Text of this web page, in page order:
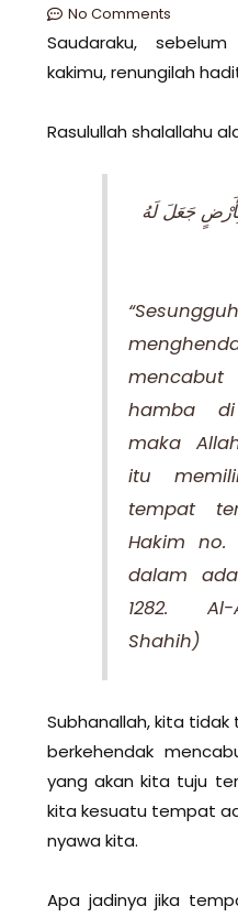
No Comments
Saudaraku,
kakimu, renungilah
Rasulullah shalallahu
بِأَرْضٍ جَعَلَ لَهُ
hamba
maka
itu
tempat
Hakim no.
dalam
1282.
Shahih)
Subhanallah, kita tidak
berkehendak
yang akan kita tuju
kita kesuatu tempat
nyawa kita.
Apa jadinya jika